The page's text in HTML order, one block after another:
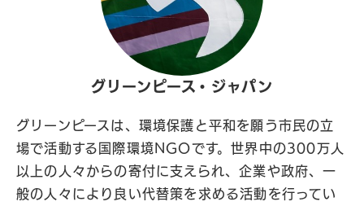
グリーンピース・ジャパン
グリーンピースは、環境保護と平和を願う市民の立
場で活動する国際環境NGOです。世界中の300万人
以上の人々からの寄付に支えられ、企業や政府、一
般の人々により良い代替策を求める活動を行ってい